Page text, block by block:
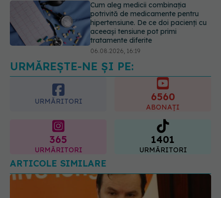
Cum aleg medicii combinația
potrivită de medicamente pentru
hipertensiune. De ce doi pacienți cu
aceeași tensiune pot primi
tratamente diferite
06.08.2026, 16:19
Mii de angajați din Sănătate ar
putea primi salarii mai mari.
Sindicatele cer schimbarea legii
URMĂREȘTE-NE ȘI PE:
URMĂRITORI 6560
ABONAȚI
365
URMĂRITORI
1401
URMĂRITORI
ARTICOLE SIMILARE